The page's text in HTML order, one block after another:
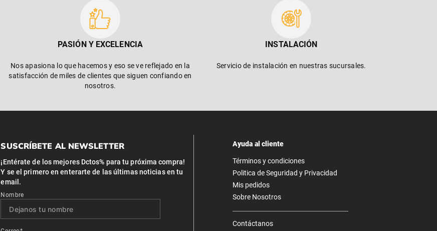
PASIÓN Y EXCELENCIA
Nos apasiona lo que hacemos y eso se ve reflejado en la
satisfacción de miles de clientes que siguen confiando en
nosotros.
INSTALACIÓN
Servicio de instalación en nuestras sucursales.
SUSCRÍBETE AL NEWSLETTER
¡Entérate de los mejores Dctos% para tu próxima compra!
Y se el primero en enterarte de las últimas noticias en tu
email.
Nombre
Ayuda al cliente
Términos y condiciones
Politica de Seguridad y Privacidad
Mis pedidos
Sobre Nosotros
Contáctanos